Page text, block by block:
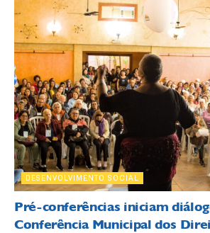
DESENVOLVIMENTO SOCIAL
Pré-conferências iniciam
Conferência Municipal dos